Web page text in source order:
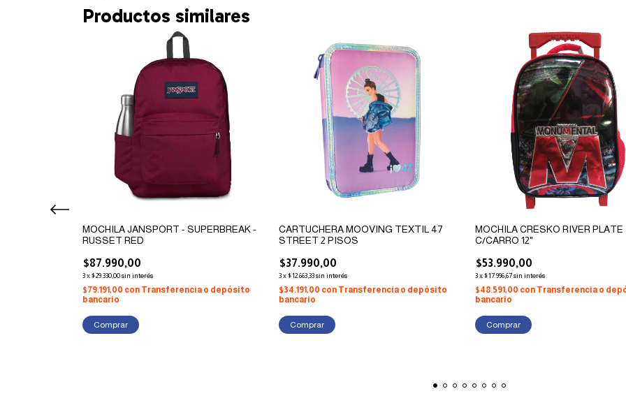
Productos similares
MOCHILA JANSPORT - SUPERBREAK -
RUSSET RED
$87.990,00
3x$29.330,00sin interés
$79.191,00 con Transferencia o depósito
bancario
CARTUCHERA MOOVING TEXTIL 47
STREET 2 PISOS
$37.990,00
3x$12.663,33sin interés
$34.191,00 con Transferencia o depósito
bancario
MOCHILA CRESKO RIVER PLATE
C/CARRO 12"
$53.990,00
3x$17.996,67sin interés
$48.591,00 con Transferencia o
bancario